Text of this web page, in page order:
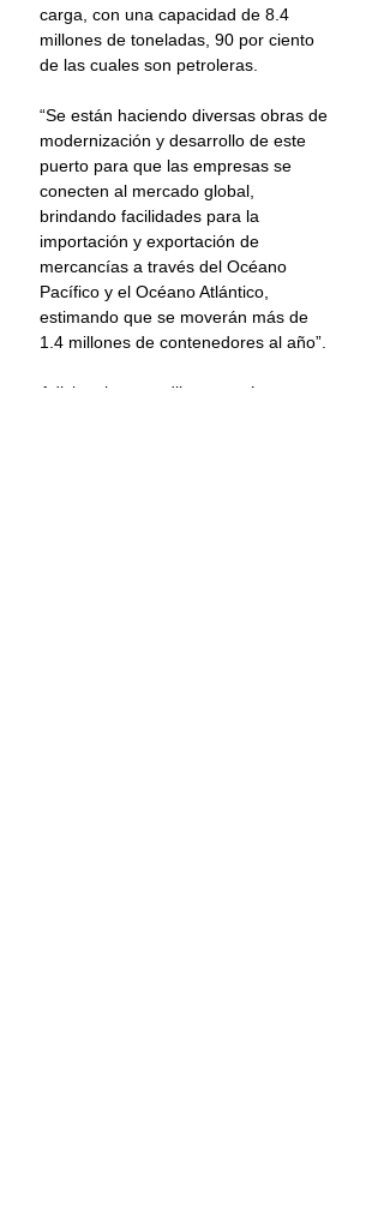
carga, con una capacidad de 8.4
millones de toneladas, 90 por ciento
de las cuales son petroleras.
“Se están haciendo diversas obras de
modernización y desarrollo de este
puerto para que las empresas se
conecten al mercado global,
brindando facilidades para la
importación y exportación de
mercancías a través del Océano
Pacífico y el Océano Atlántico,
estimando que se moverán más de
1.4 millones de contenedores al año”.
Adicionalmente, dijo, se está